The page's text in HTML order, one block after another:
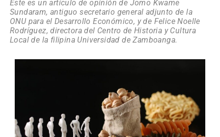
Este es un artículo de opinión de Jomo Kwame
Sundaram, antiguo secretario general adjunto de la
ONU para el Desarrollo Económico, y de Felice Noelle
Rodríguez, directora del Centro de Historia y Cultura
Local de la filipina Universidad de Zamboanga.